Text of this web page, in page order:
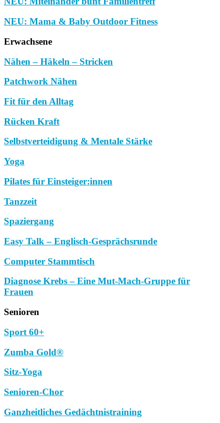
NEU: Mama & Baby Outdoor Fitness
Erwachsene
Nähen – Häkeln – Stricken
Patchwork Nähen
Fit für den Alltag
Rücken Kraft
Selbstverteidigung & Mentale Stärke
Yoga
Pilates für Einsteiger:innen
Tanzzeit
Spaziergang
Easy Talk – Englisch-Gesprächsrunde
Computer Stammtisch
Diagnose Krebs – Eine Mut-Mach-Gruppe für
Frauen
Senioren
Sport 60+
Zumba Gold®
Sitz-Yoga
Senioren-Chor
Ganzheitliches Gedächtnistraining